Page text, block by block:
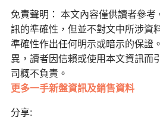
免責聲明： 本文內容僅供讀者參考
訊的準確性，但並不對文中所涉資
準確性作出任何明示或暗示的保證
異，讀者因信賴或使用本文資訊而
司概不負責。
更多一手新盤資訊及銷售資料
分享: